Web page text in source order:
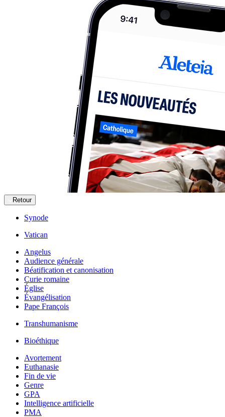
Retour
Synode
Vatican
Angelus
Audience générale
Béatification et canonisation
Curie romaine
Église
Évangélisation
Pape François
Transhumanisme
Bioéthique
Avortement
Euthanasie
Fin de vie
Genre
GPA
Intelligence artificielle
PMA